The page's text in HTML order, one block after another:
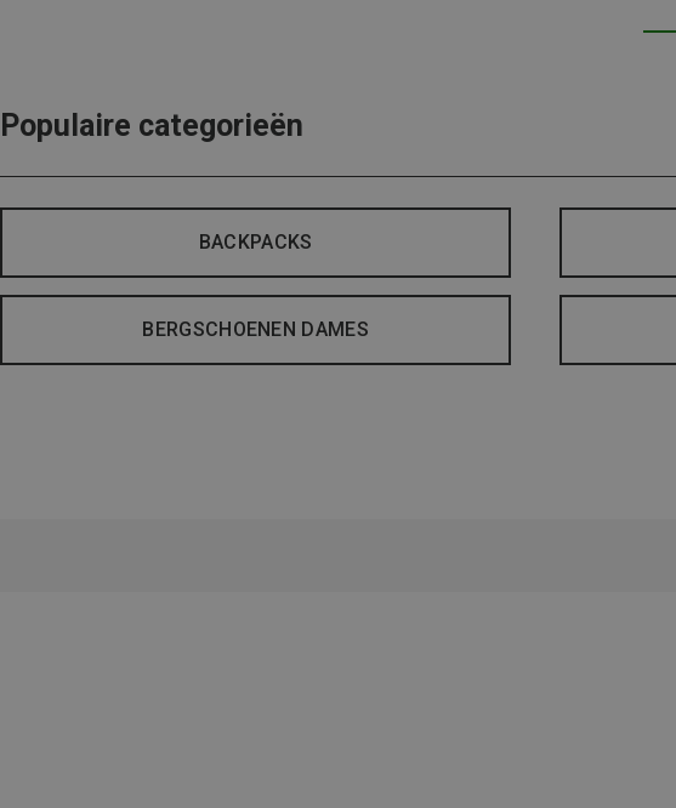
Populaire categorieën
BACKPACKS
BERGSCHOENEN DAMES